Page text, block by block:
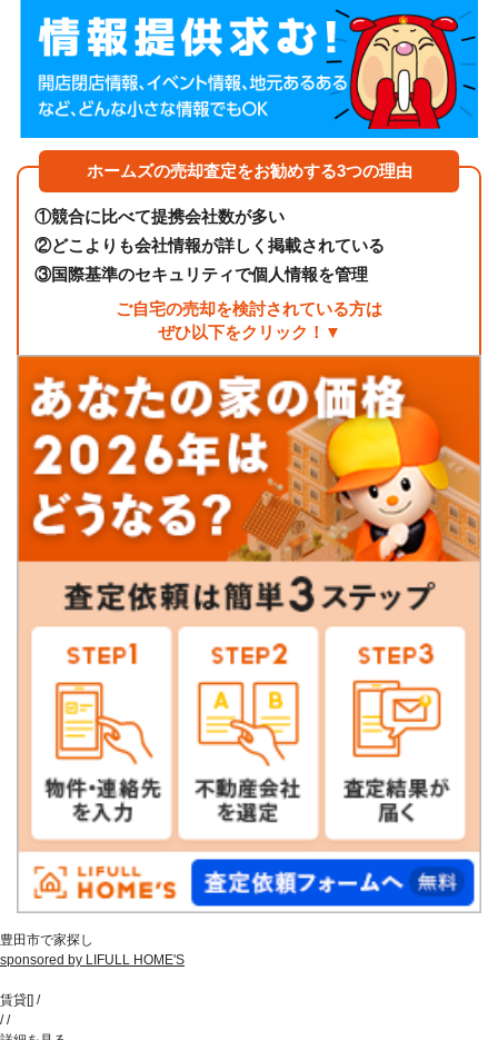
ホームズの売却査定をお勧めする3つの理由
①競合に比べて提携会社数が多い
②どこよりも会社情報が詳しく掲載されている
③国際基準のセキュリティで個人情報を管理
ご自宅の売却を検討されている方は
ぜひ以下をクリック！▼
豊田市で家探し
sponsored by LIFULL HOME'S
賃貸[] /
//